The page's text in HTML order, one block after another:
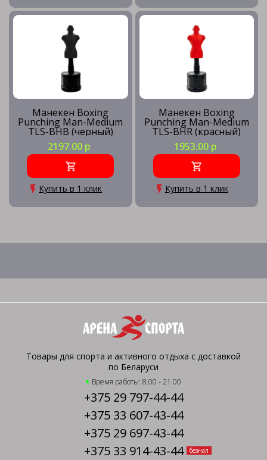
Манекен Boxing
Punching Man-Medium
TLS-BHB (черный)
2197.00 р
Купить в 1 клик
Манекен Boxing
Punching Man-Medium
TLS-BHR (красный)
1953.00 р
Купить в 1 клик
Товары для спорта и активного отдыха с доставкой
по Беларуси
Время работы: 8.00 - 21.00
+375 29 797-44-44
+375 33 607-43-44
+375 29 697-43-44
+375 33 914-43-44
безнал